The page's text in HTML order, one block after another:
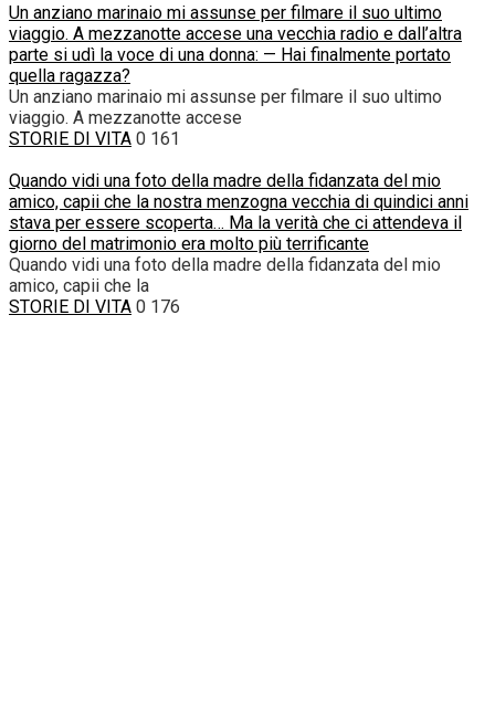
Un anziano marinaio mi assunse per filmare il suo ultimo
viaggio. A mezzanotte accese una vecchia radio e dall’altra
parte si udì la voce di una donna: — Hai finalmente portato
quella ragazza?
Un anziano marinaio mi assunse per filmare il suo ultimo
viaggio. A mezzanotte accese
STORIE DI VITA 0 161
Quando vidi una foto della madre della fidanzata del mio
amico, capii che la nostra menzogna vecchia di quindici anni
stava per essere scoperta… Ma la verità che ci attendeva il
giorno del matrimonio era molto più terrificante
Quando vidi una foto della madre della fidanzata del mio
amico, capii che la
STORIE DI VITA 0 176